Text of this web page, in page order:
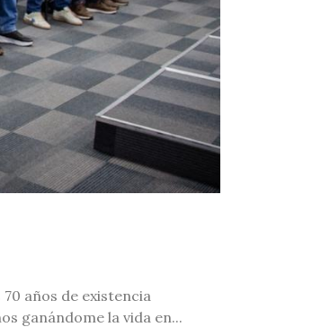
años de existencia
ganándome la vida en...